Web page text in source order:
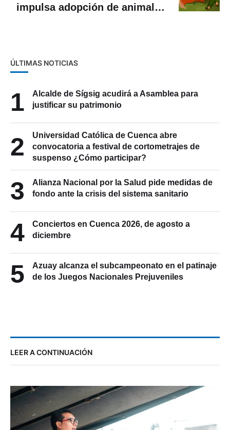
impulsa adopción de animales
ÚLTIMAS NOTICIAS
1
Alcalde de Sígsig acudirá a Asamblea para
justificar su patrimonio
2
Universidad Católica de Cuenca abre
convocatoria a festival de cortometrajes de
suspenso ¿Cómo participar?
3
Alianza Nacional por la Salud pide medidas de
fondo ante la crisis del sistema sanitario
4
Conciertos en Cuenca 2026, de agosto a
diciembre
5
Azuay alcanza el subcampeonato en el patinaje
de los Juegos Nacionales Prejuveniles
LEER A CONTINUACIÓN